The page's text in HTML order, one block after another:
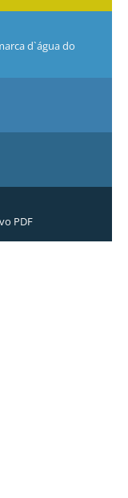
d`água do
PDF